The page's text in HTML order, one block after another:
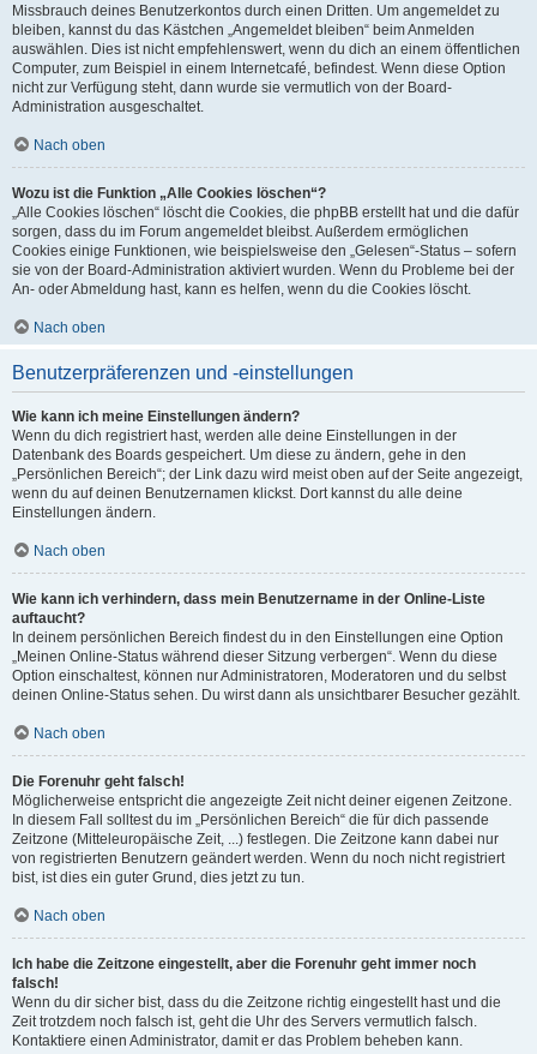
Missbrauch deines Benutzerkontos durch einen Dritten. Um angemeldet zu
bleiben, kannst du das Kästchen „Angemeldet bleiben“ beim Anmelden
auswählen. Dies ist nicht empfehlenswert, wenn du dich an einem öffentlichen
Computer, zum Beispiel in einem Internetcafé, befindest. Wenn diese Option
nicht zur Verfügung steht, dann wurde sie vermutlich von der Board-
Administration ausgeschaltet.
Nach oben
Wozu ist die Funktion „Alle Cookies löschen“?
„Alle Cookies löschen“ löscht die Cookies, die phpBB erstellt hat und die dafür
sorgen, dass du im Forum angemeldet bleibst. Außerdem ermöglichen
Cookies einige Funktionen, wie beispielsweise den „Gelesen“-Status – sofern
sie von der Board-Administration aktiviert wurden. Wenn du Probleme bei der
An- oder Abmeldung hast, kann es helfen, wenn du die Cookies löscht.
Nach oben
Benutzerpräferenzen und -einstellungen
Wie kann ich meine Einstellungen ändern?
Wenn du dich registriert hast, werden alle deine Einstellungen in der
Datenbank des Boards gespeichert. Um diese zu ändern, gehe in den
„Persönlichen Bereich“; der Link dazu wird meist oben auf der Seite angezeigt,
wenn du auf deinen Benutzernamen klickst. Dort kannst du alle deine
Einstellungen ändern.
Nach oben
Wie kann ich verhindern, dass mein Benutzername in der Online-Liste
auftaucht?
In deinem persönlichen Bereich findest du in den Einstellungen eine Option
„Meinen Online-Status während dieser Sitzung verbergen“. Wenn du diese
Option einschaltest, können nur Administratoren, Moderatoren und du selbst
deinen Online-Status sehen. Du wirst dann als unsichtbarer Besucher gezählt.
Nach oben
Die Forenuhr geht falsch!
Möglicherweise entspricht die angezeigte Zeit nicht deiner eigenen Zeitzone.
In diesem Fall solltest du im „Persönlichen Bereich“ die für dich passende
Zeitzone (Mitteleuropäische Zeit, ...) festlegen. Die Zeitzone kann dabei nur
von registrierten Benutzern geändert werden. Wenn du noch nicht registriert
bist, ist dies ein guter Grund, dies jetzt zu tun.
Nach oben
Ich habe die Zeitzone eingestellt, aber die Forenuhr geht immer noch
falsch!
Wenn du dir sicher bist, dass du die Zeitzone richtig eingestellt hast und die
Zeit trotzdem noch falsch ist, geht die Uhr des Servers vermutlich falsch.
Kontaktiere einen Administrator, damit er das Problem beheben kann.